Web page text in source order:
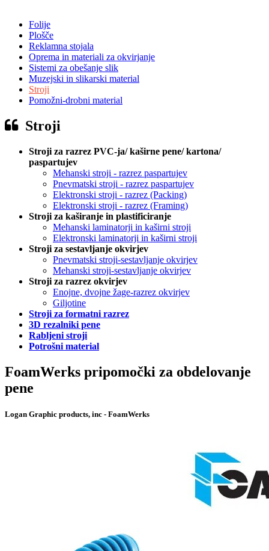
Folije
Plošče
Reklamna stojala
Oprema in materiali za okvirjanje
Sistemi za obešanje slik
Muzejski in slikarski material
Stroji
Pomožni-drobni material
Stroji
Stroji za razrez PVC-ja/ kaširne pene/ kartona/
paspartujev
Mehanski stroji - razrez paspartujev
Pnevmatski stroji - razrez paspartujev
Elektronski stroji - razrez (Packing)
Elektronski stroji - razrez (Framing)
Stroji za kaširanje in plastificiranje
Mehanski laminatorji in kaširni stroji
Elektronski laminatorji in kaširni stroji
Stroji za sestavljanje okvirjev
Pnevmatski stroji-sestavljanje okvirjev
Mehanski stroji-sestavljanje okvirjev
Stroji za razrez okvirjev
Enojne, dvojne žage-razrez okvirjev
Giljotine
Stroji za formatni razrez
3D rezalniki pene
Rabljeni stroji
Potrošni material
FoamWerks pripomočki za obdelovanje
pene
Logan Graphic products, inc - FoamWerks